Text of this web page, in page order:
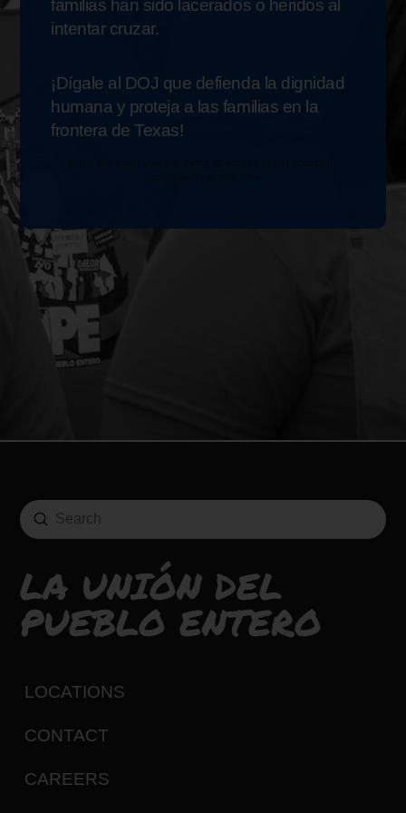
familias han sido lacerados o heridos al
intentar cruzar.
¡Dígale al DOJ que defienda la dignidad
humana y proteja a las familias en la
frontera de Texas!
Search
Submit
LA UNIÓN DEL
PUEBLO ENTERO
LOCATIONS
CONTACT
CAREERS